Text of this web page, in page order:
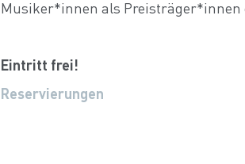
Musiker*innen als Preisträger*innen
Eintritt frei!
Reservierungen